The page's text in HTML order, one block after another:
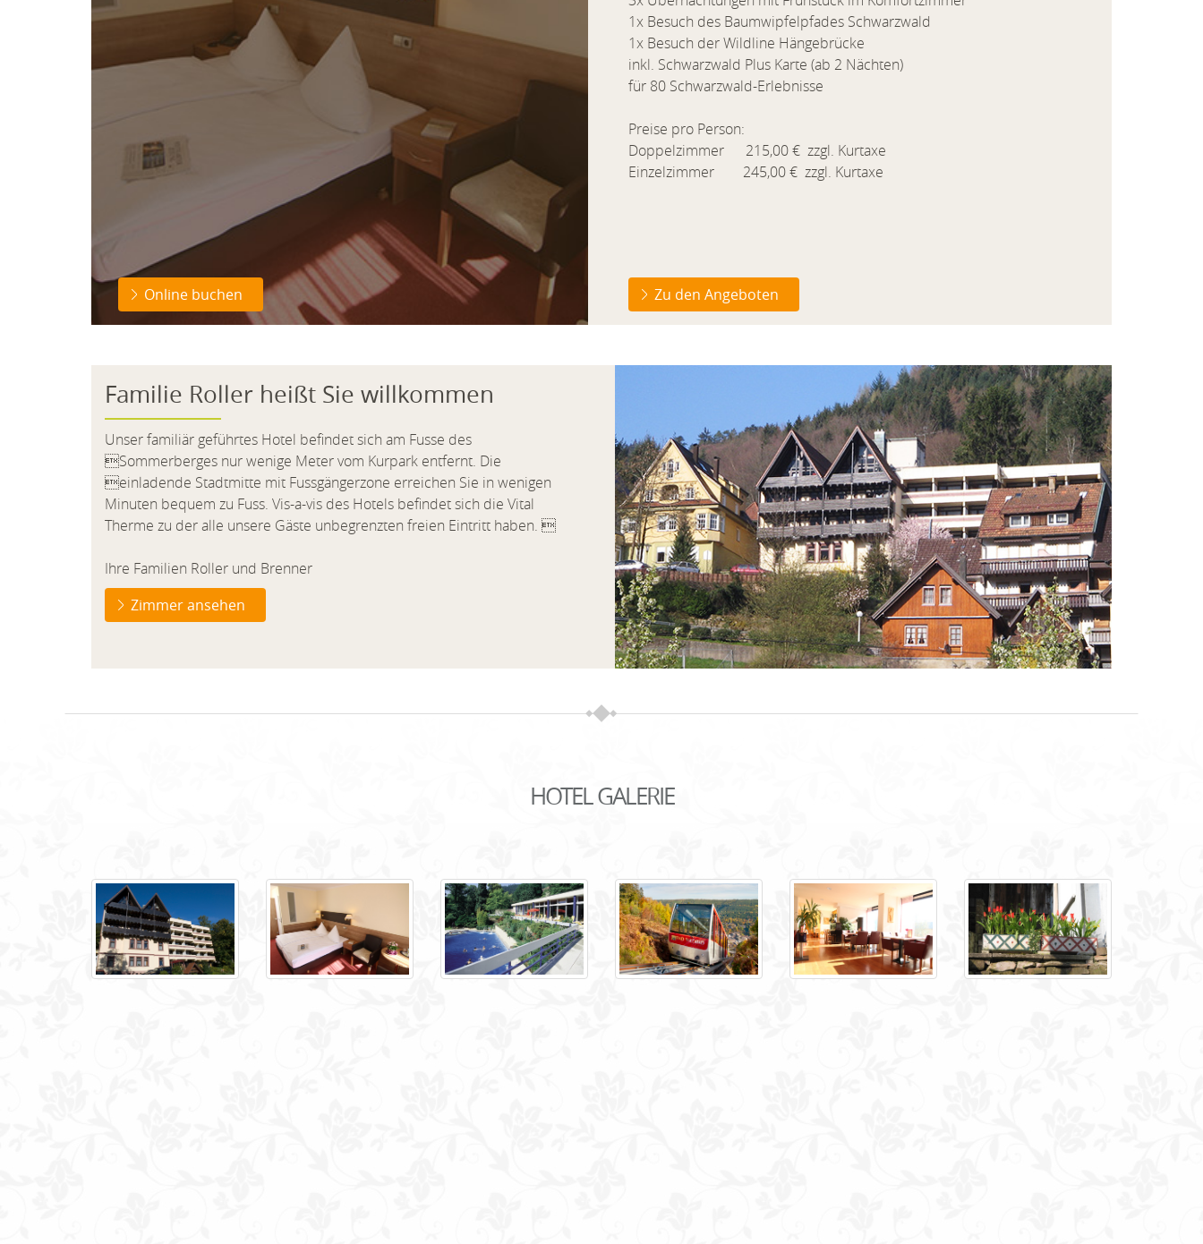
Online buchen
1x Besuch des Baumwipfelpfades Schwarzwald
1x Besuch der Wildline Hängebrücke
inkl. Schwarzwald Plus Karte (ab 2 Nächten)
für 80 Schwarzwald-Erlebnisse
Preise pro Person:
Doppelzimmer 215,00 € zzgl. Kurtaxe
Einzelzimmer 245,00 € zzgl. Kurtaxe
Zu den Angeboten
Familie Roller heißt Sie willkommen
Unser familiär geführtes Hotel befindet sich am Fusse des
Sommerberges nur wenige Meter vom Kurpark entfernt. Die
einladende Stadtmitte mit Fussgängerzone erreichen Sie in wenigen
Minuten bequem zu Fuss. Vis-a-vis des Hotels befindet sich die Vital
Therme zu der alle unsere Gäste unbegrenzten freien Eintritt haben. 
Ihre Familien Roller und Brenner
Zimmer ansehen
HOTEL GALERIE